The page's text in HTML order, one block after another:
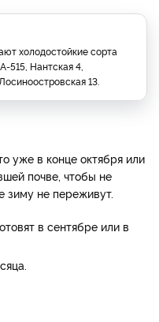
холодостойкие сорта
515, Нантская 4,
13.
уже в конце октября или
почве, чтобы не
зиму не переживут.
в сентябре или в